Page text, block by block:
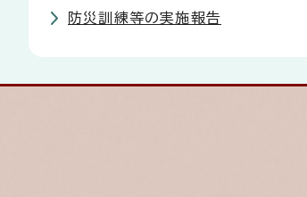
防災訓練等の実施報告